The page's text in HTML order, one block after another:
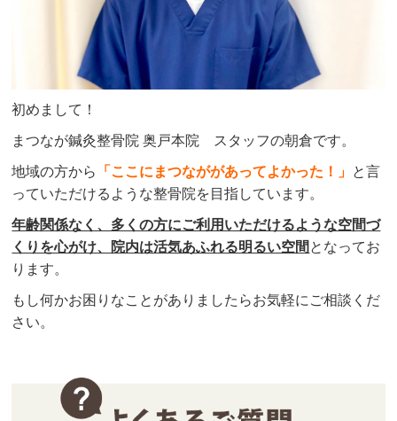
初めまして！
まつなが鍼灸整骨院 奥戸本院 スタッフの朝倉です。
地域の方から 「ここにまつなががあってよかった！」 と言
っていただけるような整骨院を目指しています。
年齢関係なく、多くの方にご利用いただけるような空間づ
くりを心がけ、院内は活気あふれる明るい空間 となってお
ります。
もし何かお困りなことがありましたらお気軽にご相談くだ
さい。